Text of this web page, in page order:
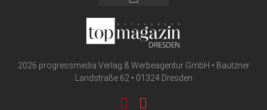
2026 progressmedia Verlag & Werbeagentur GmbH • Bautzner
Landstraße 62 • 01324 Dresden